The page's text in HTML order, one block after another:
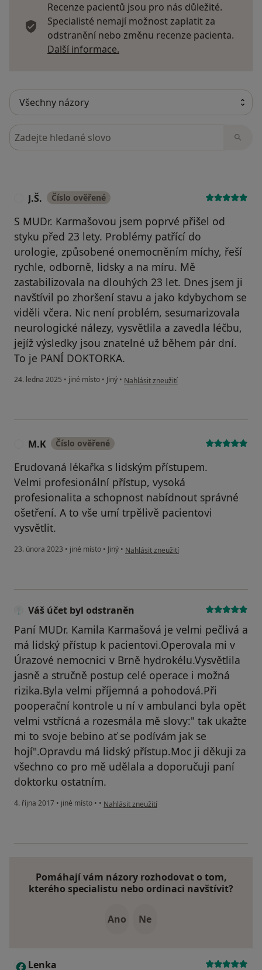
Recenze pacientů jsou pro nás důležité.
Specialisté nemají možnost zaplatit za
odstranění nebo změnu recenze pacienta.
Další informace.
Hledejte v názorech
J.Š. Číslo ověřené
S MUDr. Karmašovou jsem poprvé přišel od
styku před 23 lety. Problémy patřící do
urologie, způsobené onemocněním míchy, řeší
rychle, odborně, lidsky a na míru. Mě
zastabilizovala na dlouhých 23 let. Dnes jsem ji
navštívil po zhoršení stavu a jako kdybychom se
viděli včera. Nic není problém, sesumarizovala
neurologické nálezy, vysvětlila a zavedla léčbu,
jejíž výsledky jsou znatelné už během pár dní.
To je PANÍ DOKTORKA.
24. ledna 2025 • jiné místo • Jiný • podle názoru uživatele J.Š.
Nahlásit zneužití
M.K Číslo ověřené
Erudovaná lékařka s lidským přístupem.
Velmi profesionální přístup, vysoká
profesionalita a schopnost nabídnout správné
ošetření. A to vše umí trpělivě pacientovi
vysvětlit.
23. února 2023 • jiné místo • Jiný • podle názoru uživatele M.K
Nahlásit zneužití
Váš účet byl odstraněn
Paní MUDr. Kamila Karmašová je velmi pečlivá a
má lidský přístup k pacientovi.Operovala mi v
Úrazové nemocnici v Brně hydrokélu.Vysvětlila
jasně a stručně postup celé operace i možná
rizika.Byla velmi příjemná a pohodová.Při
pooperační kontrole u ní v ambulanci byla opět
velmi vstřícná a rozesmála mě slovy:" tak ukažte
mi to svoje bebino ať se podívám jak se
hojí".Opravdu má lidský přístup.Moc ji děkuji za
všechno co pro mě udělala a doporučuji paní
doktorku ostatním.
4. října 2017 • jiné místo • • podle názoru uživatele Váš účet byl odstraněn
Nahlásit zneužití
Pomáhají vám názory rozhodovat o tom,
kterého specialistu nebo ordinaci navštívit?
Ano Ne
L Lenka